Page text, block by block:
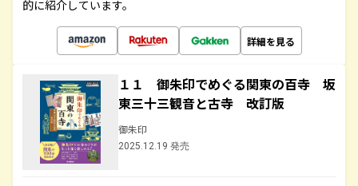
的に紹介しています。
詳細を見る
１１ 御朱印でめぐる関東の百寺 坂
東三十三観音と古寺 改訂版
御朱印
2025.12.19 発売